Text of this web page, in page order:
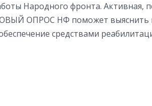
Народного фронта. Активная,
ОПРОС НФ поможет
средствами